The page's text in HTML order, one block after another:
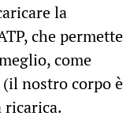
la
che permette
come
nostro corpo è
ricarica.